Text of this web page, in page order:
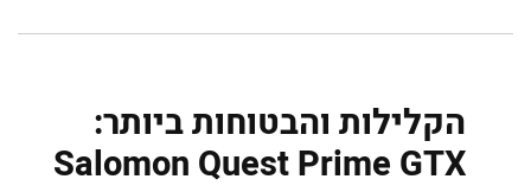
הקלילות והבטוחות ביותר:
Salomon Quest Prime GTX